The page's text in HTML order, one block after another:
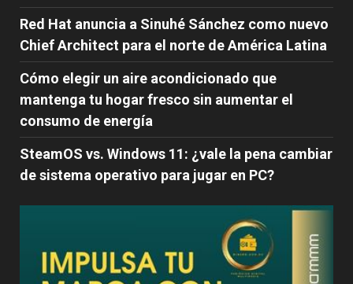
Red Hat anuncia a Sinuhé Sánchez como nuevo
Chief Architect para el norte de América Latina
Cómo elegir un aire acondicionado que
mantenga tu hogar fresco sin aumentar el
consumo de energía
SteamOS vs. Windows 11: ¿vale la pena cambiar
de sistema operativo para jugar en PC?